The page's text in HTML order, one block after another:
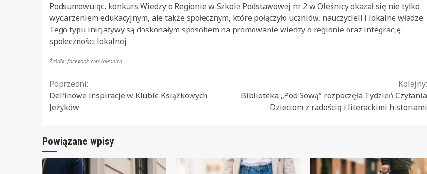
Podsumowując, konkurs Wiedzy o Regionie w Szkole Podstawowej nr 2 w Oleśnicy okazał się nie tylko
wydarzeniem edukacyjnym, ale także społecznym, które połączyło uczniów, nauczycieli i lokalne władze.
Tego typu inicjatywy są doskonałym sposobem na promowanie wiedzy o regionie oraz integrację
społeczności lokalnej.
Źródło: facebook.com/olesnica
Continue
Reading
Poprzedni:
Delfinowe inspiracje w Klubie Książkowych
Jeżyków
Kolejny:
Biblioteka „Pod Sową” rozpoczęła Tydzień Czytania
Dzieciom z radością i literackimi historiami
Powiązane wpisy